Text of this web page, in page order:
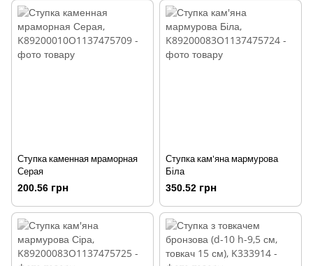
Ступка каменная мраморная
Серая
200.56 грн
Ступка кам'яна мармурова
Біла
350.52 грн